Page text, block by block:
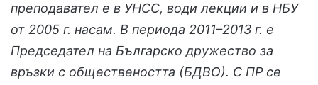
преподавател е в УНСС, води лекции и в НБУ
от 2005 г. насам. В периода 2011–2013 г. е
Председател на Българско дружество за
връзки с обществеността (БДВО). С ПР се